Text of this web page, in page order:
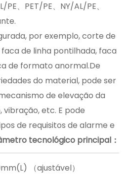
、PET/PE、NY/AL/PE、
por exemplo, corte de
de linha pontilhada, faca
de formato anormal.De
do material, pode ser
de elevação da
etc. E pode
de requisitos de alarme e
tecnológico principal ：
（ajustável）